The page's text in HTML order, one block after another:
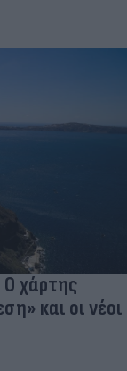
Ο χάρτης
και οι νέοι